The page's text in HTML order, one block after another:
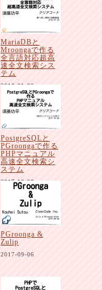
MariaDBと
Mroongaで作る
全言語対応超高
速全文検索シス
テム
2018-01-30
PostgreSQLと
PGroongaで作る
PHPマニュアル
高速全文検索シ
ステム
2017-10-08
PGroonga &
Zulip
2017-09-06